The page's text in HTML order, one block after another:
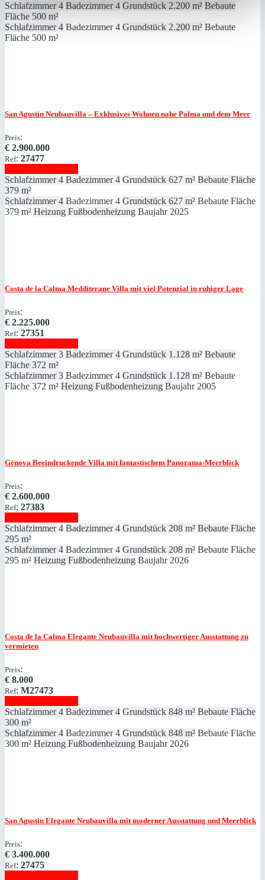
Schlafzimmer 4 Badezimmer 4 Grundstück 2.200 m² Bebaute
Fläche 500 m²
Schlafzimmer 4 Badezimmer 4 Grundstück 2.200 m² Bebaute
Fläche 500 m²
San Agustin Neubauvilla – Exklusives Wohnen nahe Palma und dem Meer
Preis:
€ 2.900.000
Ref: 27477
Schlafzimmer 4 Badezimmer 4 Grundstück 627 m² Bebaute Fläche
379 m²
Schlafzimmer 4 Badezimmer 4 Grundstück 627 m² Bebaute Fläche
379 m² Heizung Fußbodenheizung Baujahr 2025
Costa de la Calma Medditerane Villa mit viel Potenzial in ruhiger Lage
Preis:
€ 2.225.000
Ref: 27351
Schlafzimmer 3 Badezimmer 4 Grundstück 1.128 m² Bebaute
Fläche 372 m²
Schlafzimmer 3 Badezimmer 4 Grundstück 1.128 m² Bebaute
Fläche 372 m² Heizung Fußbodenheizung Baujahr 2005
Génova Beeindruckende Villa mit fantastischem Panorama-Meerblick
Preis:
€ 2.600.000
Ref: 27383
Schlafzimmer 4 Badezimmer 4 Grundstück 208 m² Bebaute Fläche
295 m²
Schlafzimmer 4 Badezimmer 4 Grundstück 208 m² Bebaute Fläche
295 m² Heizung Fußbodenheizung Baujahr 2026
Costa de la Calma Elegante Neubauvilla mit hochwertiger Ausstattung zu
vermieten
Preis:
€ 8.000
Ref: M27473
Schlafzimmer 4 Badezimmer 4 Grundstück 848 m² Bebaute Fläche
300 m²
Schlafzimmer 4 Badezimmer 4 Grundstück 848 m² Bebaute Fläche
300 m² Heizung Fußbodenheizung Baujahr 2026
San Agustin Elegante Neubauvilla mit moderner Ausstattung und Meerblick
Preis:
€ 3.400.000
Ref: 27475